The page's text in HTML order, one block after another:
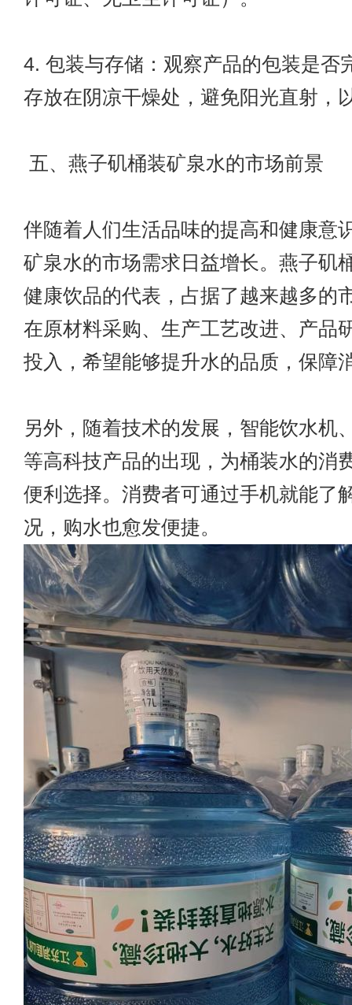
4. 包装与存储：观察产品的包装是否
存放在阴凉干燥处，避免阳光直射，
五、燕子矶桶装矿泉水的市场前景
伴随着人们生活品味的提高和健康意
矿泉水的市场需求日益增长。燕子矶
健康饮品的代表，占据了越来越多的
在原材料采购、生产工艺改进、产品
投入，希望能够提升水的品质，保障
另外，随着技术的发展，智能饮水机
等高科技产品的出现，为桶装水的消
便利选择。消费者可通过手机就能了
况，购水也愈发便捷。